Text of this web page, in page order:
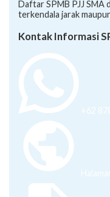
Daftar SPMB PJJ SMA
terkendala jarak
Kontak Informasi
+62